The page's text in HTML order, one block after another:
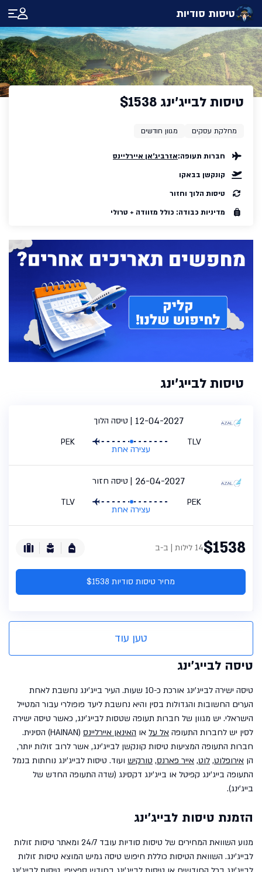
טיסות סודיות
טיסות לבייג'ינג $1538
מחלקת עסקים מגוון חודשים
חברות תעופה:אזרביג'אן איירליינס
קונקשן בבאקו
טיסות הלוך וחזור
מדיניות כבודה: כולל מזוודה + טרולי
טיסות לבייג'ינג
טיסה הלוך 12-04-2027
TLV
עצירה אחת
PEK
טיסה חזור 26-04-2027
PEK
עצירה אחת
TLV
$153814 לילות | ב-ב
מחיר טיסות סודיות $1538
טען עוד
טיסה לבייג'ינג
טיסה ישירה לבייג'ינג אורכת כ-10 שעות. העיר בייג'ינג נחשבת לאחת
הערים החשובות והגדולות בסין והיא נחשבת ליעד פופולרי עבור המטייל
הישראלי. יש מגוון של חברות תעופה שטסות לבייג'ינג, כאשר טיסה ישירה
לסין יש לחברות התעופה אל על או האינאן איירליינס
(HAINAN) הסינית.
חברות התעופה המציעות טיסות קונקשן לבייג'ינג, אשר לרוב זולות יותר,
הן אירופלוט, לוט, אייר פארנס, טורקיש ועוד. טיסות לבייג'ינג נוחתות בנמל
התעופה בייג'ינג קפיטל או בייג'ינג דקסינג (שדה התעופה החדש של
בייג'ינג).
הזמנת טיסות לבייג'ינג
מנוע השוואת המחירים של טיסות סודיות עובד 24/7 ומאתר טיסות זולות
לבייג'ינג. השוואת הטיסות כוללת חיפוש טיסה גמיש המוצא טיסות זולות